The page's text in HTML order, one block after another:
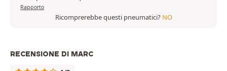
Rapporto
Ricomprerebbe questi pneumatici? NO
RECENSIONE DI MARC